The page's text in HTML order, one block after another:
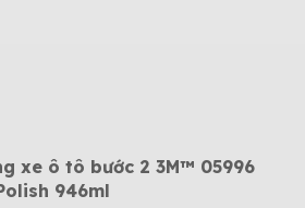
xe ô tô bước 2 3M™ 05996
946ml